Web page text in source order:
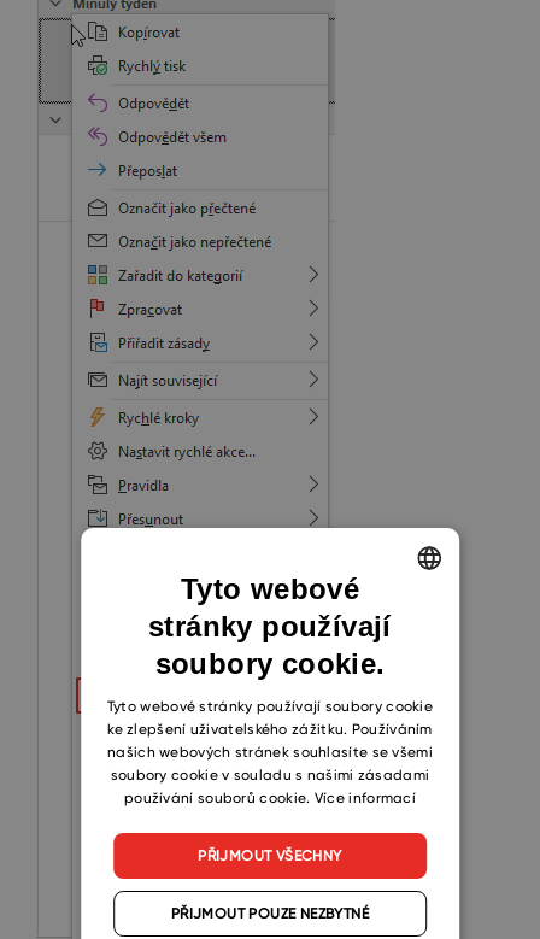
ENGLISH
CZECH
SLOVAK
Tyto webové
stránky používají
soubory cookie.
Tyto webové stránky používají soubory cookie
ke zlepšení uživatelského zážitku. Používáním
našich webových stránek souhlasíte se všemi
soubory cookie v souladu s našimi zásadami
používání souborů cookie. Více informací
PŘIJMOUT VŠECHNY
PŘIJMOUT POUZE NEZBYTNÉ